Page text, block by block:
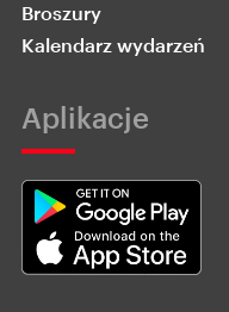
Broszury
Kalendarz wydarzeń
Aplikacje